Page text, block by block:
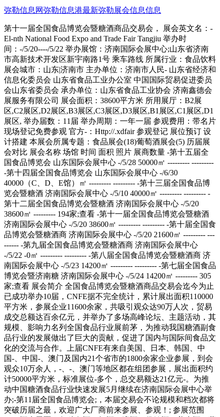
弥勒信息网弥勒信息港最新弥勒展会信息信息
第十一届全国食品博览会暨糖酒商品交易会， 展会英文名：- El-nth National Food Expo and Trade Fair Tangjiu 举办时间：-/5/20----/5/22 举办展馆：济南国际会展中心;山东省济南市高新技术开发区新宇南路1号 乘车路线 所属行业：食品饮料 展会城市：山东|济南市 主办单位：济南市人民- 山东省经济和信息化委员会 山东省食品工业办公室 中国国际贸易促进委员会山东省委员会 承办单位：山东省食品工业协会 济南鑫德会展服务有限公司 展会面积：38600平方米 所用展厅：B2展区,C2展区,D2展区,B3展区,C3展区,D3展区,B1展区,C1展区,D1展区, 举办届数：11届 举办周期：一年一届 参观费用：带名片现场登记免费参观 官方-：Http://.xdfair 参观登记 展位预订 设计搭建 本展会所属专题：食品展会(18)葡萄酒展会(5) 历届展会对比 展会名称 场馆 时间 面积 照片 展商数量 -第十五届全国食品博览会 山东国际会展中心 -/5/28 50000㎡ --------- --------- -第十四届全国食品博览会 山东国际会展中心 -/6/30 40000（C、D、E馆）㎡ --------- --------- -第十三届全国食品博览会暨糖酒 济南国际会展中心 -/5/10 40000㎡ --------- --------- -第十二届全国食品博览会暨糖酒 济南国际会展中心 -/5/20 38600㎡ --------- 194家;查看 -第十一届全国食品博览会暨糖酒 济南国际会展中心 -/5/20 38600㎡ --------- --------- -第十届全国食品博览会暨糖酒商 济南国际会展中心 -/5/20 21600㎡ --------- --------- -第九届全国食品博览会暨糖酒商 济南国际会展中心 -/5/22 -0㎡ --------- --------- -第八届全国食品博览会暨糖酒商 济南国际会展中心 -/5/23 14200㎡ --------- --------- -第七届全国食品博览会暨济南糖 济南国际会展中心 -/5/24 14200㎡ --------- 305家;查看 展会简介 全国食品博览会暨糖酒商品交易会迄今为止已成功举办10届，CNFE据不完全统计，累计展出面积110000平方米，参展企业11600余家，共吸引观众达90万人次，贸易成交总额达百余亿元，并举办了多场高峰论坛、主题活动，其规模、影响力名列全国食品行业展前茅，为推动我国糖酒副食品行业的发展做出了巨大的贡献，促进了国内与国际间食品文化的交流与合作。上届CNFE有来自美国、日本、韩国、中国-、中国-、澳门及国内21个省市的1800余家企业参展，到会观众10万余人，-、-、澳门等地区都在组团参展，展出面积约计50000平方米，标准展位-多个，总交易额达21亿元-。为推动中国糖酒食品行业快速发展5月继续在济南国际会展中心举办;-第11届全国食品博览会;，本届交易会不论规模和档次都将突破历届之最，欢迎广大厂商前来参展、参观！; 参展范围 一、酒水展区：各种白酒、红酒、啤酒、保健酒、养生酒、黄酒、果露酒、葡萄酒、烈性酒等；二、饮料展区：各种营养型饮料、茶饮料、乳制品饮料、碳酸饮料、果汁饮料、矿物质水，纯净水，苏打